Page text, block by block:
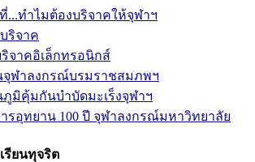
...ทำไมต้องบริจาคให้จุฬาฯ
ริจาค
จาคอิเล็กทรอนิกส์
จุฬาลงกรณ์บรมราชสมภพฯ
มิคุ้มกันบำบัดมะเร็งจุฬาฯ
รอุทยาน 100 ปี จุฬาลงกรณ์มหาวิทยาลัย
รียนทุจริต